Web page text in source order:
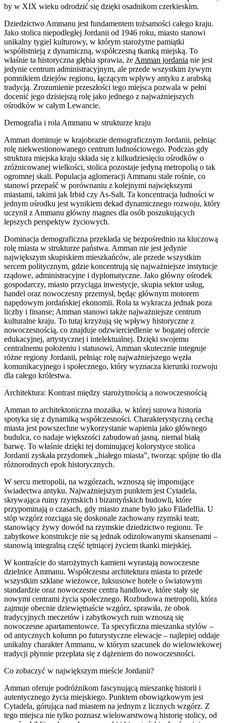
by w XIX wieku odrodzić się dzięki osadnikom czerkieskim.
Dziedzictwo Ammanu jest fundamentem tożsamości całego kraju.
Jako stolica niepodległej Jordanii od 1946 roku, miasto stanowi
unikalny tygiel kulturowy, w którym starożytne pamiątki
współistnieją z dynamiczną, współczesną tkanką miejską. To
właśnie ta historyczna głębia sprawia, że Amman jordania nie jest
jedynie centrum administracyjnym, ale przede wszystkim żywym
pomnikiem dziejów regionu, łączącym wpływy antyku z arabską
tradycją. Zrozumienie przeszłości tego miejsca pozwala w pełni
docenić jego dzisiejszą rolę jako jednego z najważniejszych
ośrodków w całym Lewancie.
Demografia i rola Ammanu w strukturze kraju
Amman dominuje w krajobrazie demograficznym Jordanii, pełniąc
rolę niekwestionowanego centrum ludnościowego. Podczas gdy
struktura miejska kraju składa się z kilkudziesięciu ośrodków o
zróżnicowanej wielkości, stolica pozostaje jedyną metropolią o tak
ogromnej skali. Populacja aglomeracji Ammanu stale rośnie, co
stanowi przepaść w porównaniu z kolejnymi największymi
miastami, takimi jak Irbid czy As-Salt. Ta koncentracja ludności w
jednym ośrodku jest wynikiem dekad dynamicznego rozwoju, który
uczynił z Ammanu główny magnes dla osób poszukujących
lepszych perspektyw życiowych.
Dominacja demograficzna przekłada się bezpośrednio na kluczową
rolę miasta w strukturze państwa. Amman nie jest jedynie
największym skupiskiem mieszkańców, ale przede wszystkim
sercem politycznym, gdzie koncentrują się najważniejsze instytucje
rządowe, administracyjne i dyplomatyczne. Jako główny ośrodek
gospodarczy, miasto przyciąga inwestycje, skupia sektor usług,
handel oraz nowoczesny przemysł, będąc głównym motorem
napędowym jordańskiej ekonomii. Rola ta wykracza jednak poza
liczby i finanse; Amman stanowi także najważniejsze centrum
kulturalne kraju. To tutaj krzyżują się wpływy historyczne z
nowoczesnością, co znajduje odzwierciedlenie w bogatej ofercie
edukacyjnej, artystycznej i intelektualnej. Dzięki swojemu
centralnemu położeniu i statusowi, Amman skutecznie integruje
różne regiony Jordanii, pełniąc rolę najważniejszego węzła
komunikacyjnego i społecznego, który wyznacza kierunki rozwoju
dla całego królestwa.
Architektura: Kontrast między starożytnością a nowoczesnością
Amman to architektoniczna mozaika, w której surowa historia
spotyka się z dynamiką współczesności. Charakterystyczną cechą
miasta jest powszechne wykorzystanie wapienia jako głównego
budulca, co nadaje większości zabudowań jasną, niemal białą
barwę. To właśnie dzięki tej dominującej kolorystyce stolica
Jordanii zyskała przydomek „białego miasta”, tworząc spójne tło dla
różnorodnych epok historycznych.
W sercu metropolii, na wzgórzach, wznoszą się imponujące
świadectwa antyku. Najważniejszym punktem jest Cytadela,
skrywająca ruiny rzymskich i bizantyńskich budowli, które
przypominają o czasach, gdy miasto znane było jako Filadelfia. U
stóp wzgórz rozciąga się doskonale zachowany rzymski teatr,
stanowiący żywy dowód na rzymskie dziedzictwo regionu. Te
zabytkowe konstrukcje nie są jednak odizolowanymi skansenami –
stanowią integralną część tętniącej życiem tkanki miejskiej.
W kontraście do starożytnych kamieni wyrastają nowoczesne
dzielnice Ammanu. Współczesna architektura miasta to przede
wszystkim szklane wieżowce, luksusowe hotele o światowym
standardzie oraz nowoczesne centra handlowe, które stały się
nowymi centrami życia społecznego. Rozbudowa metropolii, która
zajmuje obecnie dziewiętnaście wzgórz, sprawiła, że obok
tradycyjnych meczetów i zabytkowych ruin wznoszą się
nowoczesne apartamentowce. Ta specyficzna mieszanka stylów –
od antycznych kolumn po futurystyczne elewacje – najlepiej oddaje
unikalny charakter Ammanu, w którym szacunek do wielowiekowej
tradycji płynnie przeplata się z dążeniem do nowoczesności.
Co zobaczyć w największym mieście Jordanii?
Amman oferuje podróżnikom fascynującą mieszankę historii i
autentycznego życia miejskiego. Punktem obowiązkowym jest
Cytadela, górująca nad miastem na jednym z licznych wzgórz. Z
tego miejsca nie tylko poznasz wielowarstwową historię stolicy, od